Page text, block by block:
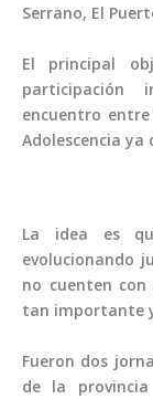
Serrano, El
El principal
participación
encuentro
Adolescencia
La idea es
evolucionando
no cuenten
tan importante
Fueron dos
de la